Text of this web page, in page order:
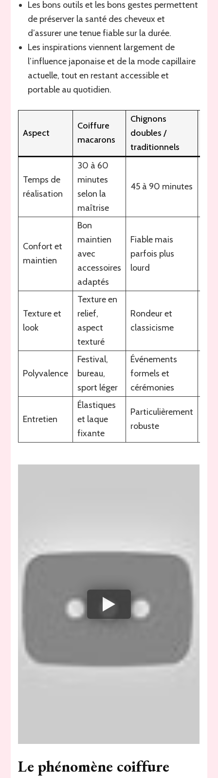
Les bons outils et les bons gestes permettent
de préserver la santé des cheveux et
d’assurer une tenue fiable sur la durée.
Les inspirations viennent largement de
l’influence japonaise et de la mode capillaire
actuelle, tout en restant accessible et
portable au quotidien.
Aspect
Coiffure
macarons
Chignons
doubles /
traditionnels
Temps de
réalisation
30 à 60
minutes
selon la
maîtrise
45 à 90 minutes
Confort et
maintien
Bon
maintien
avec
accessoires
adaptés
Fiable mais
parfois plus
lourd
Texture et
look
Texture en
relief,
aspect
texturé
Rondeur et
classicisme
Polyvalence
Festival,
bureau,
sport léger
Événements
formels et
cérémonies
Entretien
Élastiques
et laque
fixante
Particulièrement
robuste
Le phénomène coiffure